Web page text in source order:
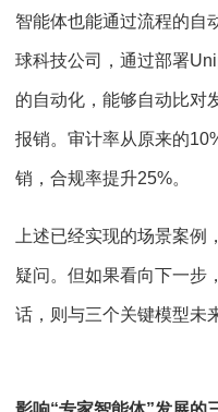
智能体也能通过流程的自
球科技公司，通过部署
的自动化，能够自动比对
报销。审计率从原来的
销，合规率提升25%。
上述已经实现的场景案例
疑问。但如果看向下一步
话，则与三个关键模型未